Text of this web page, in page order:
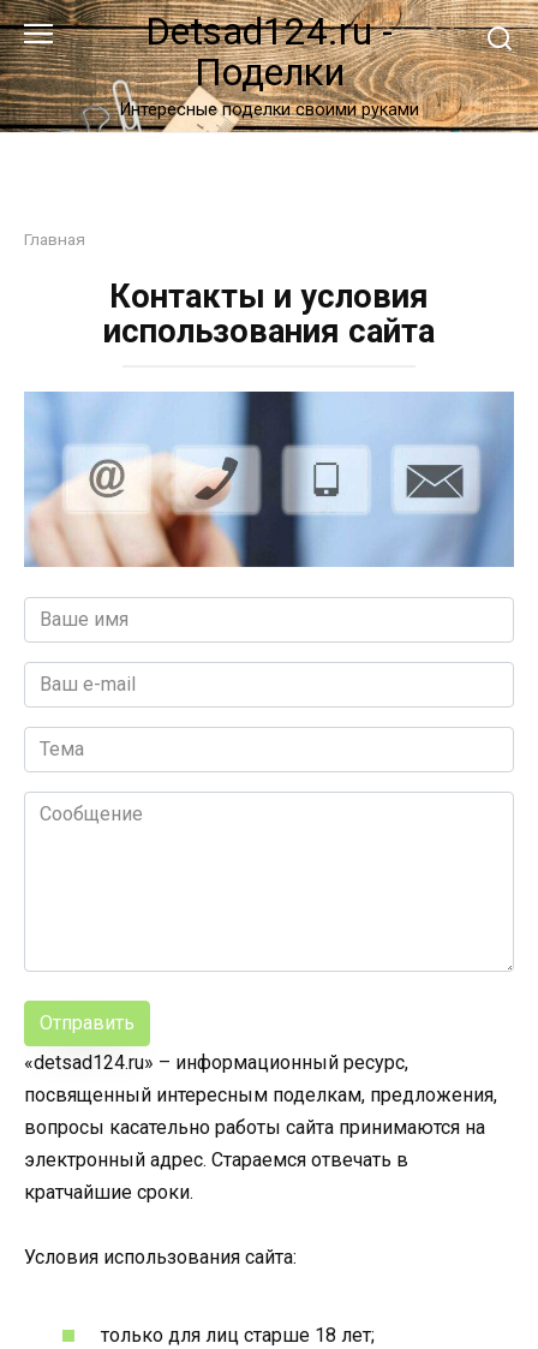
Перейти
к
контенту
Detsad124.ru -
Поделки
Интересные поделки своими руками
Главная
Контакты и условия
использования сайта
Отправить
«detsad124.ru» – информационный ресурс,
посвященный интересным поделкам, предложения,
вопросы касательно работы сайта принимаются на
электронный адрес. Стараемся отвечать в
кратчайшие сроки.
Условия использования сайта:
только для лиц старше 18 лет;